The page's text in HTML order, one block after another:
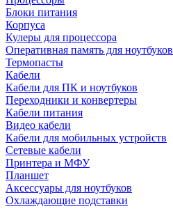
Блоки питания
Корпуса
Кулеры для процессора
Оперативная память для ноутбуков
Термопасты
Кабели
Кабели для ПК и ноутбуков
Переходники и конвертеры
Кабели питания
Видео кабели
Кабели для мобильных устройств
Сетевые кабели
Принтера и МФУ
Планшет
Аксессуары для ноутбуков
Охлаждающие подставки